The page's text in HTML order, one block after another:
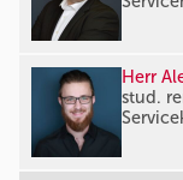
Herr
stud.